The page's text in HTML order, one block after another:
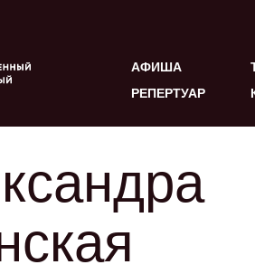
АФИША
РЕПЕРТУАР